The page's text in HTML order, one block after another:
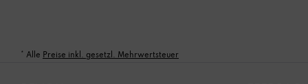
* Alle Preise inkl. gesetzl. Mehrwertsteuer